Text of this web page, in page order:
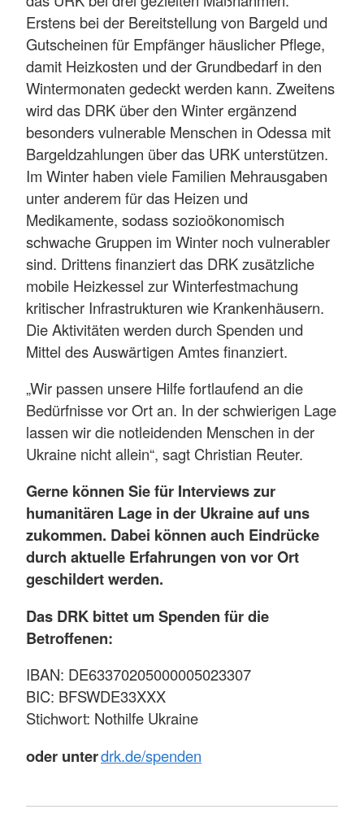
Erstens bei der Bereitstellung von Bargeld und
Gutscheinen für Empfänger häuslicher Pflege,
damit Heizkosten und der Grundbedarf in den
Wintermonaten gedeckt werden kann. Zweitens
wird das DRK über den Winter ergänzend
besonders vulnerable Menschen in Odessa mit
Bargeldzahlungen über das URK unterstützen.
Im Winter haben viele Familien Mehrausgaben
unter anderem für das Heizen und
Medikamente, sodass sozioökonomisch
schwache Gruppen im Winter noch vulnerabler
sind. Drittens finanziert das DRK zusätzliche
mobile Heizkessel zur Winterfestmachung
kritischer Infrastrukturen wie Krankenhäusern.
Die Aktivitäten werden durch Spenden und
Mittel des Auswärtigen Amtes finanziert.
„Wir passen unsere Hilfe fortlaufend an die
Bedürfnisse vor Ort an. In der schwierigen Lage
lassen wir die notleidenden Menschen in der
Ukraine nicht allein“, sagt Christian Reuter.
Gerne können Sie für Interviews zur
humanitären Lage in der Ukraine auf uns
zukommen. Dabei können auch Eindrücke
durch aktuelle Erfahrungen von vor Ort
geschildert werden.
Das DRK bittet um Spenden für die
Betroffenen:
IBAN: DE63370205000005023307
BIC: BFSWDE33XXX
Stichwort: Nothilfe Ukraine
oder unterdrk.de/spenden